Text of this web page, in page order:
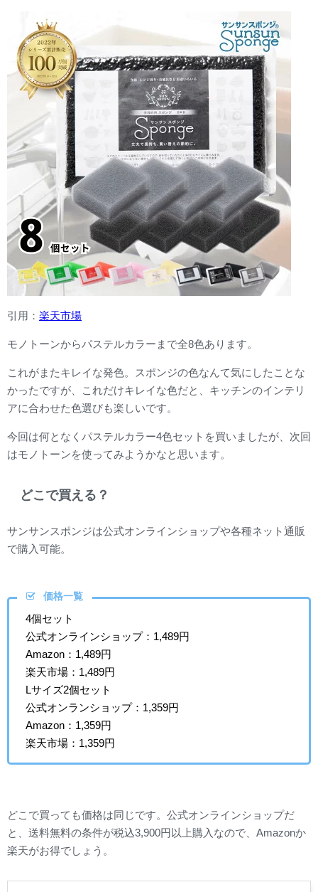
引用： 楽天市場
モノトーンからパステルカラーまで全8色あります。
これがまたキレイな発色。スポンジの色なんて気にしたことな
かったですが、これだけキレイな色だと、キッチンのインテリ
アに合わせた色選びも楽しいです。
今回は何となくパステルカラー4色セットを買いましたが、次回
はモノトーンを使ってみようかなと思います。
どこで買える？
サンサンスポンジは公式オンラインショップや各種ネット通販
で購入可能。
価格一覧
4個セット
公式オンラインショップ：1,489円
Amazon：1,489円
楽天市場：1,489円
Lサイズ2個セット
公式オンランショップ：1,359円
Amazon：1,359円
楽天市場：1,359円
どこで買っても価格は同じです。公式オンラインショップだ
と、送料無料の条件が税込3,900円以上購入なので、Amazonか
楽天がお得でしょう。